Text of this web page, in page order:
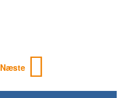
Næste